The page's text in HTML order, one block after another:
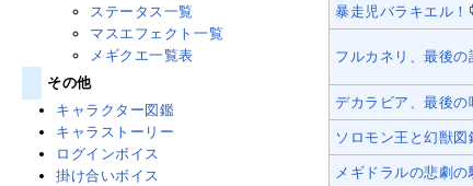
暴走児バラキエル！
フルカネリ、最後の
デカラビア、最後の
ソロモン王と幻獣図
メギドラルの悲劇の
ステータス一覧
マスエフェクト一覧
メギクエ一覧表
その他
キャラクター図鑑
キャラストーリー
ログインボイス
掛け合いボイス